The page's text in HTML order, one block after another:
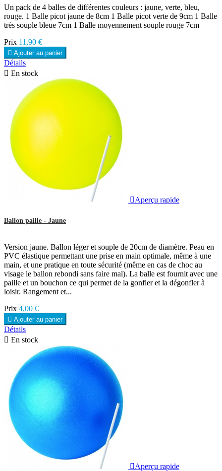
Un pack de 4 balles de différentes couleurs : jaune, verte, bleu,
rouge. 1 Balle picot jaune de 8cm 1 Balle picot verte de 9cm 1 Balle
très souple bleue 7cm 1 Balle moyennement souple rouge 7cm
Prix 11,90 €
 Ajouter au panier
Détails
 En stock
Aperçu rapide
Ballon paille - Jaune
Version jaune. Ballon léger et souple de 20cm de diamètre. Peau en
PVC élastique permettant une prise en main optimale, même à une
main, et une pratique en toute sécurité (même en cas de choc au
visage le ballon rebondi sans faire mal). La balle est fournit avec une
paille et un bouchon ce qui permet de la gonfler et la dégonfler à
loisir. Rangement et...
Prix 4,00 €
 Ajouter au panier
Détails
 En stock
Aperçu rapide